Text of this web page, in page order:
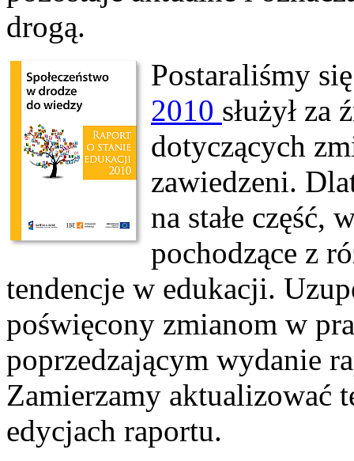
drogą.
Postaraliśmy
2010 służył za
dotyczących
zawiedzeni.
na stałe część,
pochodzące z
tendencje w edukacji.
poświęcony zmianom w
poprzedzającym wydanie
Zamierzamy aktualizować
edycjach raportu.